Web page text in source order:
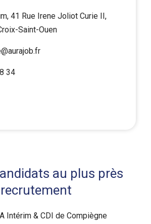
41 Rue Irene Joliot Curie II,
Saint-Ouen
34
au plus près
Intérim & CDI de Compiègne